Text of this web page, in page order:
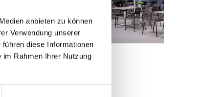
anbieten zu können
Verwendung unserer
diese Informationen
im Rahmen Ihrer Nutzung